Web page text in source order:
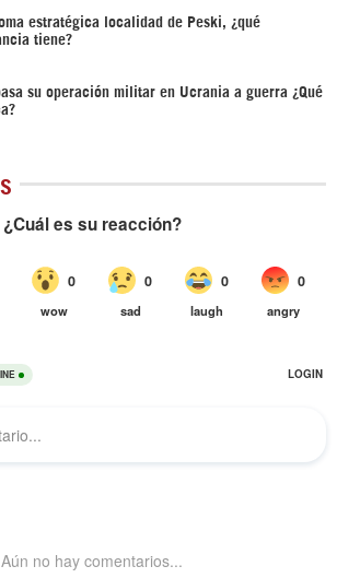
estratégica localidad de Peski, ¿qué
tiene?
su operación militar en Ucrania a guerra ¿Qué